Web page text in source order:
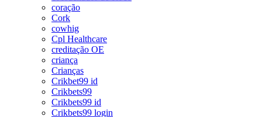
coração
Cork
cowhig
Cpl Healthcare
creditação OE
criança
Crianças
Crikbet99 id
Crikbets99
Crikbets99 id
Crikbets99 login